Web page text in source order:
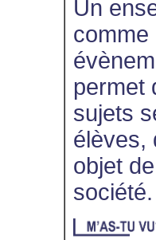
Un
comme
permet
sujets
élèves,
objet
société.